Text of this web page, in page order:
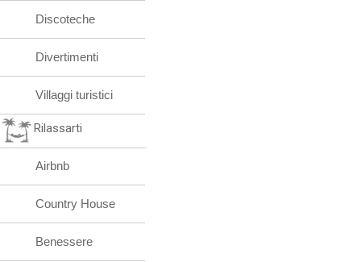
Discoteche
Divertimenti
Villaggi turistici
Rilassarti
Airbnb
Country House
Benessere